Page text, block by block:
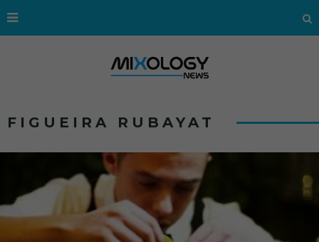
FIGUEIRA RUBAYAT